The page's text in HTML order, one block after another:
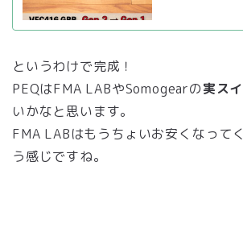
というわけで完成！
PEQはFMA LABやSomogearの実ス
いかなと思います。
FMA LABはもうちょいお安くなって
う感じですね。